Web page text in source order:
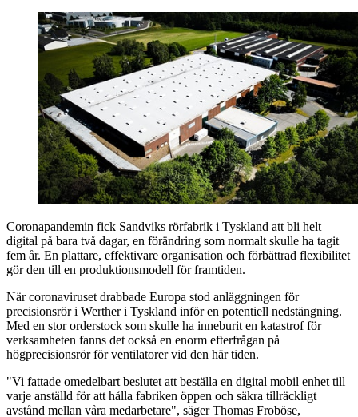
Coronapandemin fick Sandviks rörfabrik i Tyskland att bli helt
digital på bara två dagar, en förändring som normalt skulle ha tagit
fem år. En plattare, effektivare organisation och förbättrad flexibilitet
gör den till en produktionsmodell för framtiden.
När coronaviruset drabbade Europa stod anläggningen för
precisionsrör i Werther i Tyskland inför en potentiell nedstängning.
Med en stor orderstock som skulle ha inneburit en katastrof för
verksamheten fanns det också en enorm efterfrågan på
högprecisionsrör för ventilatorer vid den här tiden.
"Vi fattade omedelbart beslutet att beställa en digital mobil enhet till
varje anställd för att hålla fabriken öppen och säkra tillräckligt
avstånd mellan våra medarbetare", säger Thomas Froböse,